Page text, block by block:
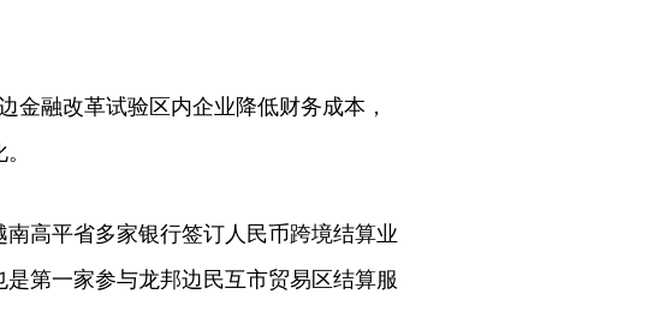
融改革试验区内企业降低财务成本，
高平省多家银行签订人民币跨境结算业
第一家参与龙邦边民互市贸易区结算服